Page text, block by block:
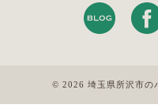
© 2026 埼玉県所沢市の